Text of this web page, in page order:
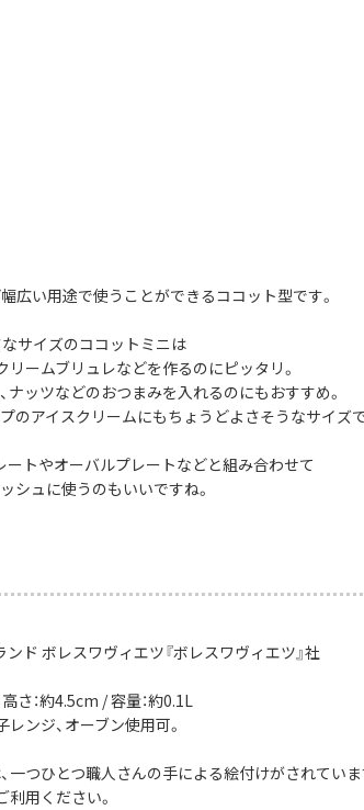
広い用途で使うことができるココット型です。
サイズのココットミニは
リームブリュレなどを作るのにピッタリ。
ナッツなどのおつまみを入れるのにもおすすめ。
のアイスクリームにもちょうどよさそうなサイズで
ートやオーバルプレートなどと組み合わせて
シュに使うのもいいですね。
ド ボレスワヴィエツ『ボレスワヴィエツ』社
さ：約4.5cm / 容量：約0.1L
ンジ、オーブン使用可。
一つひとつ職人さんの手による絵付けがされてい
利用ください。